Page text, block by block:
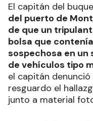
El capitán del
del puerto de
de que un
bolsa que
sospechosa en
de vehículos tipo
el capitán
resguardo el
junto a material